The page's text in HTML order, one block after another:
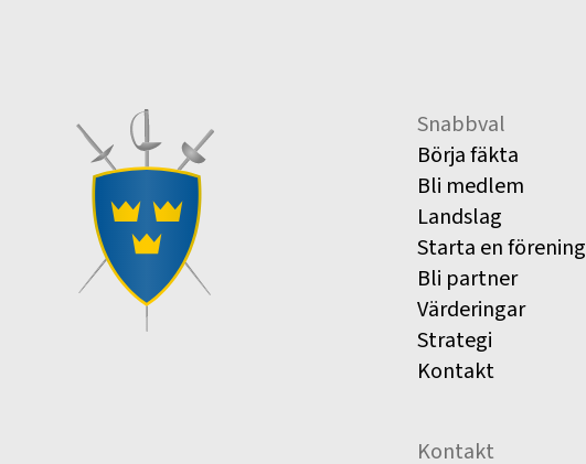
Snabbval
Börja fäkta
Bli medlem
Landslag
Starta en förening
Bli partner
Värderingar
Strategi
Kontakt
Kontakt